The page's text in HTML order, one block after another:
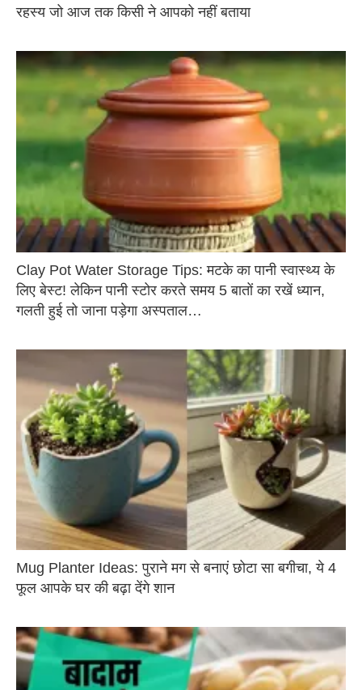
रहस्य जो आज तक किसी ने आपको नहीं बताया
Clay Pot Water Storage Tips: मटके का पानी स्वास्थ्य के
लिए बेस्ट! लेकिन पानी स्टोर करते समय 5 बातों का रखें ध्यान,
गलती हुई तो जाना पड़ेगा अस्पताल…
Mug Planter Ideas: पुराने मग से बनाएं छोटा सा बगीचा, ये 4
फूल आपके घर की बढ़ा देंगे शान